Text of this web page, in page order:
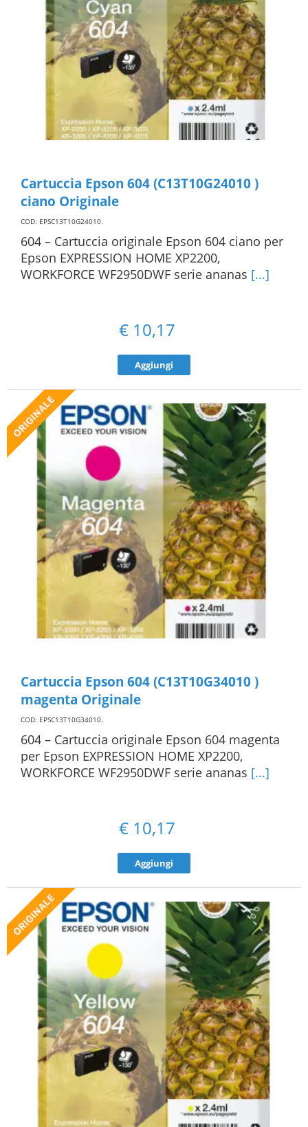
Cartuccia Epson 604 (C13T10G24010 )
ciano Originale
COD: EPSC13T10G24010.
604 – Cartuccia originale Epson 604 ciano per
Epson EXPRESSION HOME XP2200,
WORKFORCE WF2950DWF serie ananas [...]
€ 10,17
Aggiungi
Cartuccia Epson 604 (C13T10G34010 )
magenta Originale
COD: EPSC13T10G34010.
604 – Cartuccia originale Epson 604 magenta
per Epson EXPRESSION HOME XP2200,
WORKFORCE WF2950DWF serie ananas [...]
€ 10,17
Aggiungi